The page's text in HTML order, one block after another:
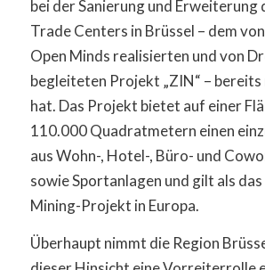
bei der Sanierung und Erweiterung
Trade Centers in Brüssel – dem
Open Minds realisierten und von
begleiteten Projekt „ZIN“ –
hat. Das Projekt bietet auf einer
110.000 Quadratmetern einen
aus Wohn-, Hotel-, Büro- und
sowie Sportanlagen und gilt als
Mining-Projekt in Europa.
Überhaupt nimmt die Region